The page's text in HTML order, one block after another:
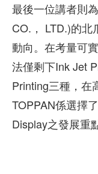
最後一位講者則
CO.， LTD.)的
動向。在考量可
法僅剩下Ink Jet
Printing三種，在
TOPPAN係選擇
Display之發展重